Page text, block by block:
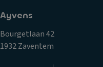
ic
h
t
a
n
a
ct
ie
Ayvens
Bourgetlaan 42
1932 Zaventem